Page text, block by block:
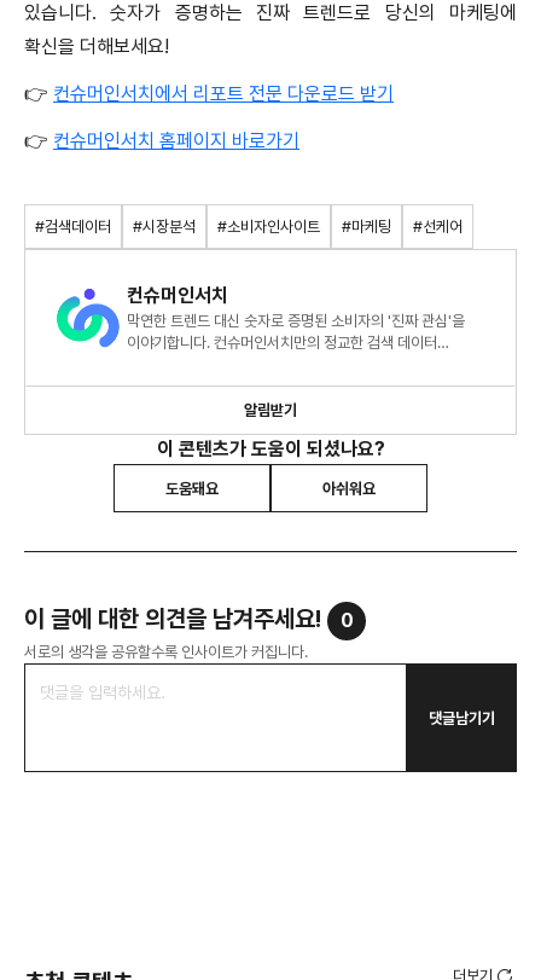
있습니다.숫자가 증명하는 진짜 트렌드로 당신의 마케팅에
확신을 더해보세요!
👉 컨슈머인서치에서 리포트 전문 다운로드 받기
👉 컨슈머인서치 홈페이지 바로가기
#검색데이터 #시장분석 #소비자인사이트 #마케팅 #선케어
컨슈머인서치
막연한 트렌드 대신 숫자로 증명된 소비자의 '진짜 관심'을
이야기합니다. 컨슈머인서치만의 정교한 검색 데이터
알림받기
이 콘텐츠가 도움이 되셨나요?
도움돼요 아쉬워요
이 글에 대한 의견을 남겨주세요! 0
서로의 생각을 공유할수록 인사이트가 커집니다.
댓글남기기
더보기